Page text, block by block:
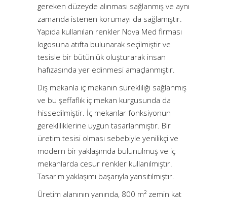
gereken düzeyde alınması sağlanmış ve aynı
zamanda istenen korumayı da sağlamıştır.
Yapıda kullanılan renkler Nova Med firması
logosuna atıfta bulunarak seçilmiştir ve
tesisle bir bütünlük oluşturarak insan
hafızasında yer edinmesi amaçlanmıştır.
Dış mekanla iç mekanın sürekliliği sağlanmış
ve bu şeffaflık iç mekan kurgusunda da
hissedilmiştir. İç mekanlar fonksiyonun
gerekliliklerine uygun tasarlanmıştır. Bir
üretim tesisi olması sebebiyle yenilikçi ve
modern bir yaklaşımda bulunulmuş ve iç
mekanlarda cesur renkler kullanılmıştır.
Tasarım yaklaşımı başarıyla yansıtılmıştır.
Üretim alanının yanında, 800 m² zemin kat